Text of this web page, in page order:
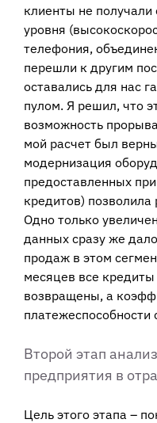
клиенты не получали
уровня
телефония,
перешли к другим
оставались для нас
пулом. Я решил, что
возможность
мой расчет был
модернизация
предоставленных
кредитов)
Одно только
данных сразу же
продаж в этом
месяцев все
возвращены, а
платежеспособности
Второй этап
предприятия в
Цель этого этапа –